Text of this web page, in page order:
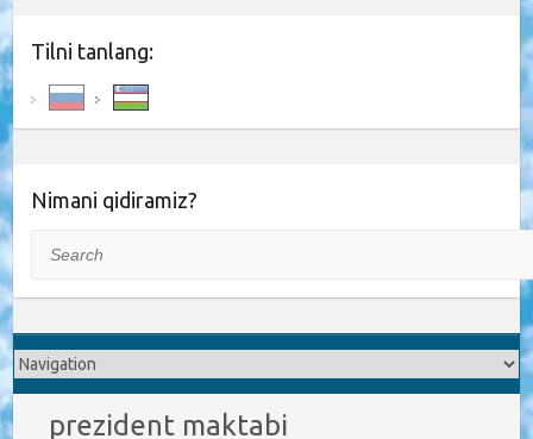
Tilni tanlang:
Nimani qidiramiz?
prezident maktabi